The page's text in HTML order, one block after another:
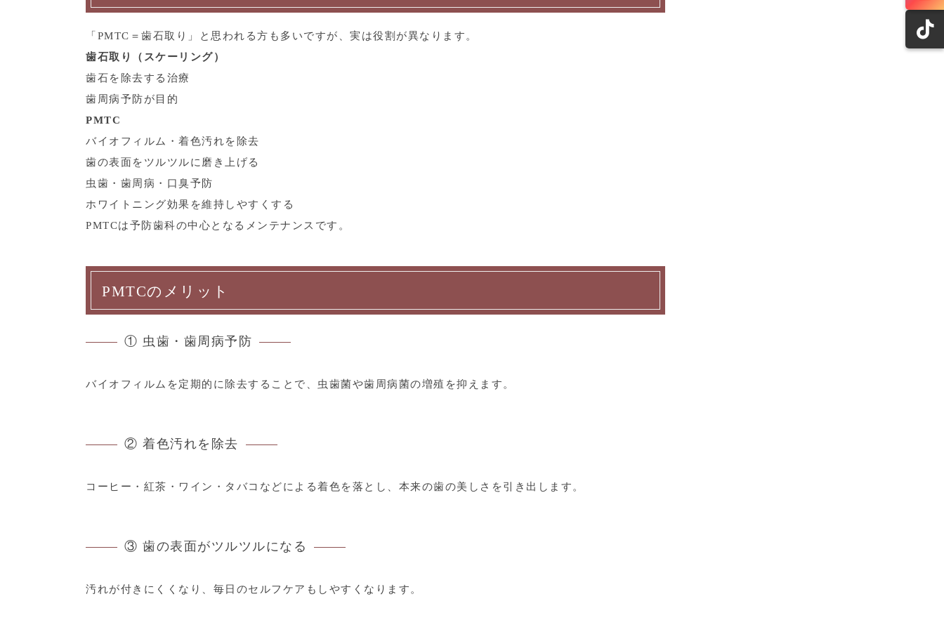
「PMTC＝歯石取り」と思われる方も多いですが、実は役割が異なります。
歯石取り（スケーリング）
歯石を除去する治療
歯周病予防が目的
PMTC
バイオフィルム・着色汚れを除去
歯の表面をツルツルに磨き上げる
虫歯・歯周病・口臭予防
ホワイトニング効果を維持しやすくする
PMTCは予防歯科の中心となるメンテナンスです。
PMTCのメリット
① 虫歯・歯周病予防
バイオフィルムを定期的に除去することで、虫歯菌や歯周病菌の増殖を抑えます。
② 着色汚れを除去
コーヒー・紅茶・ワイン・タバコなどによる着色を落とし、本来の歯の美しさを引き出します。
③ 歯の表面がツルツルになる
汚れが付きにくくなり、毎日のセルフケアもしやすくなります。